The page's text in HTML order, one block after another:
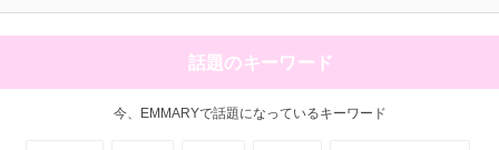
話題のキーワード
今、EMMARYで話題になっているキーワード